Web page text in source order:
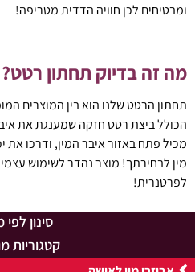
סינון לפי
קטגוריות
ומבטיחים לכן חוויה הדדית מטריפה!
מה זה בדיוק תחתון רטט?
תחתון הרטט שלנו הוא בין המוצרים
הכולל ביצת רטט חזקה שמענגת את
מכיל פתח באזור איבר המין, ודרכו את
מין לבחירתך! מוצר נהדר לשימוש
לפרטנרית!